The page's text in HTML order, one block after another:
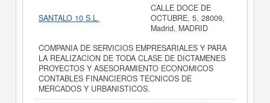
SANTALO 10 S.L.
CALLE DOCE DE
OCTUBRE, 5, 28009,
Madrid, MADRID
COMPANIA DE SERVICIOS EMPRESARIALES Y PARA
LA REALIZACION DE TODA CLASE DE DICTAMENES
PROYECTOS Y ASESORAMIENTO ECONOMICOS
CONTABLES FINANCIEROS TECNICOS DE
MERCADOS Y URBANISTICOS.